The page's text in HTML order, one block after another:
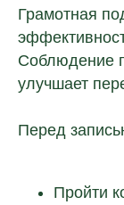
Грамотная
Соблюдение
улучшает
Перед
Пройти